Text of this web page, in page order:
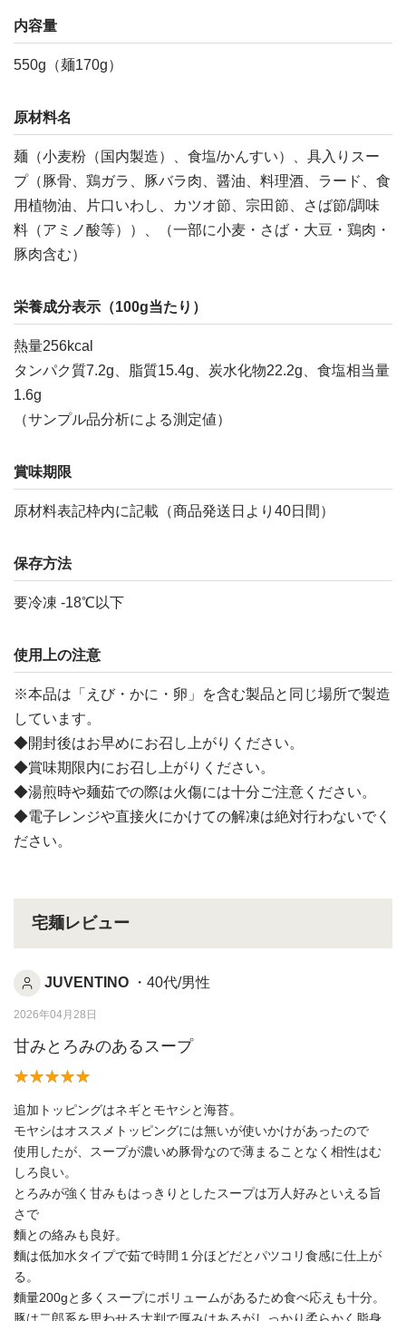
内容量
550g（麺170g）
原材料名
麺（小麦粉（国内製造）、食塩/かんすい）、具入りスー
プ（豚骨、鶏ガラ、豚バラ肉、醤油、料理酒、ラード、食
用植物油、片口いわし、カツオ節、宗田節、さば節/調味
料（アミノ酸等））、（一部に小麦・さば・大豆・鶏肉・
豚肉含む）
栄養成分表示（100g当たり）
熱量256kcal
タンパク質7.2g、脂質15.4g、炭水化物22.2g、食塩相当量
1.6g
（サンプル品分析による測定値）
賞味期限
原材料表記枠内に記載（商品発送日より40日間）
保存方法
要冷凍 -18℃以下
使用上の注意
※本品は「えび・かに・卵」を含む製品と同じ場所で製造
しています。
◆開封後はお早めにお召し上がりください。
◆賞味期限内にお召し上がりください。
◆湯煎時や麺茹での際は火傷には十分ご注意ください。
◆電子レンジや直接火にかけての解凍は絶対行わないでく
ださい。
宅麺レビュー
JUVENTINO ・40代/男性
2026年04月28日
甘みとろみのあるスープ
追加トッピングはネギとモヤシと海苔。
モヤシはオススメトッピングには無いが使いかけがあったので
使用したが、スープが濃いめ豚骨なので薄まることなく相性はむ
しろ良い。
とろみが強く甘みもはっきりとしたスープは万人好みといえる旨
さで
麵との絡みも良好。
麵は低加水タイプで茹で時間１分ほどだとパツコリ食感に仕上が
る。
麵量200gと多くスープにボリュームがあるため食べ応えも十分。